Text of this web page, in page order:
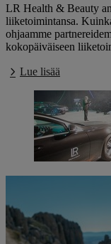
LR Health & Beauty
liiketoimintansa.
ohjaamme
kokopäiväiseen
Lue lisää